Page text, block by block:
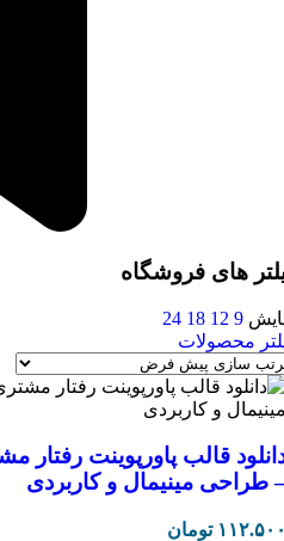
های فروشگاه
9
12
18
24
محصولات
قالب پاورپوینت رفتار
طراحی مینیمال و کاربردی
تومان